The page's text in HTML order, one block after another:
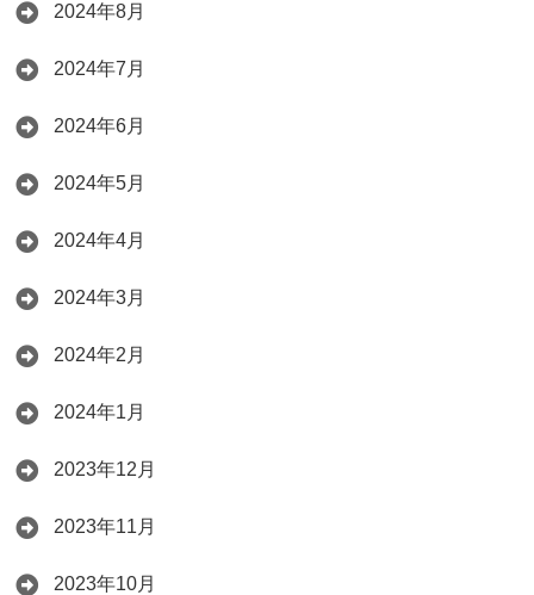
2024年8月
2024年7月
2024年6月
2024年5月
2024年4月
2024年3月
2024年2月
2024年1月
2023年12月
2023年11月
2023年10月